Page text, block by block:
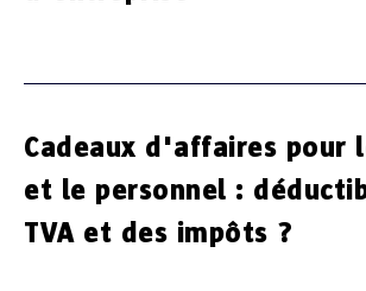
Cadeaux d'affaires pour
et le personnel :
TVA et des impôts ?